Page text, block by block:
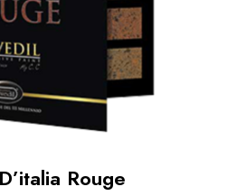
Rouge